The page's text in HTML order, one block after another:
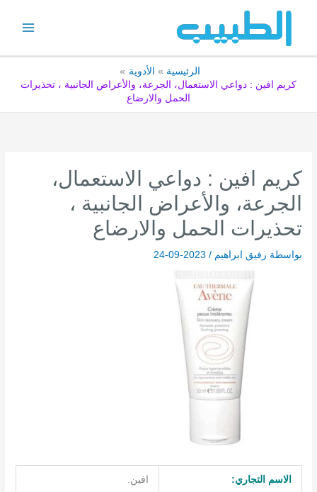
الرئيسية
الأدوية
كريم افين : دواعي الاستعمال، الجرعة، والأعراض الجانبية ، تحذيرات
الحمل والارضاع
كريم افين : دواعي الاستعمال،
الجرعة، والأعراض الجانبية ،
تحذيرات الحمل والارضاع
بواسطة رفيق ابراهيم/
2023-09-24
الاسم التجاري: افين.